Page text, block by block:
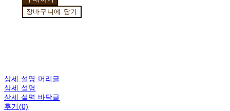
장바구니에 담기
상세 설명 머리글
상세 설명
상세 설명 바닥글
후기(0)